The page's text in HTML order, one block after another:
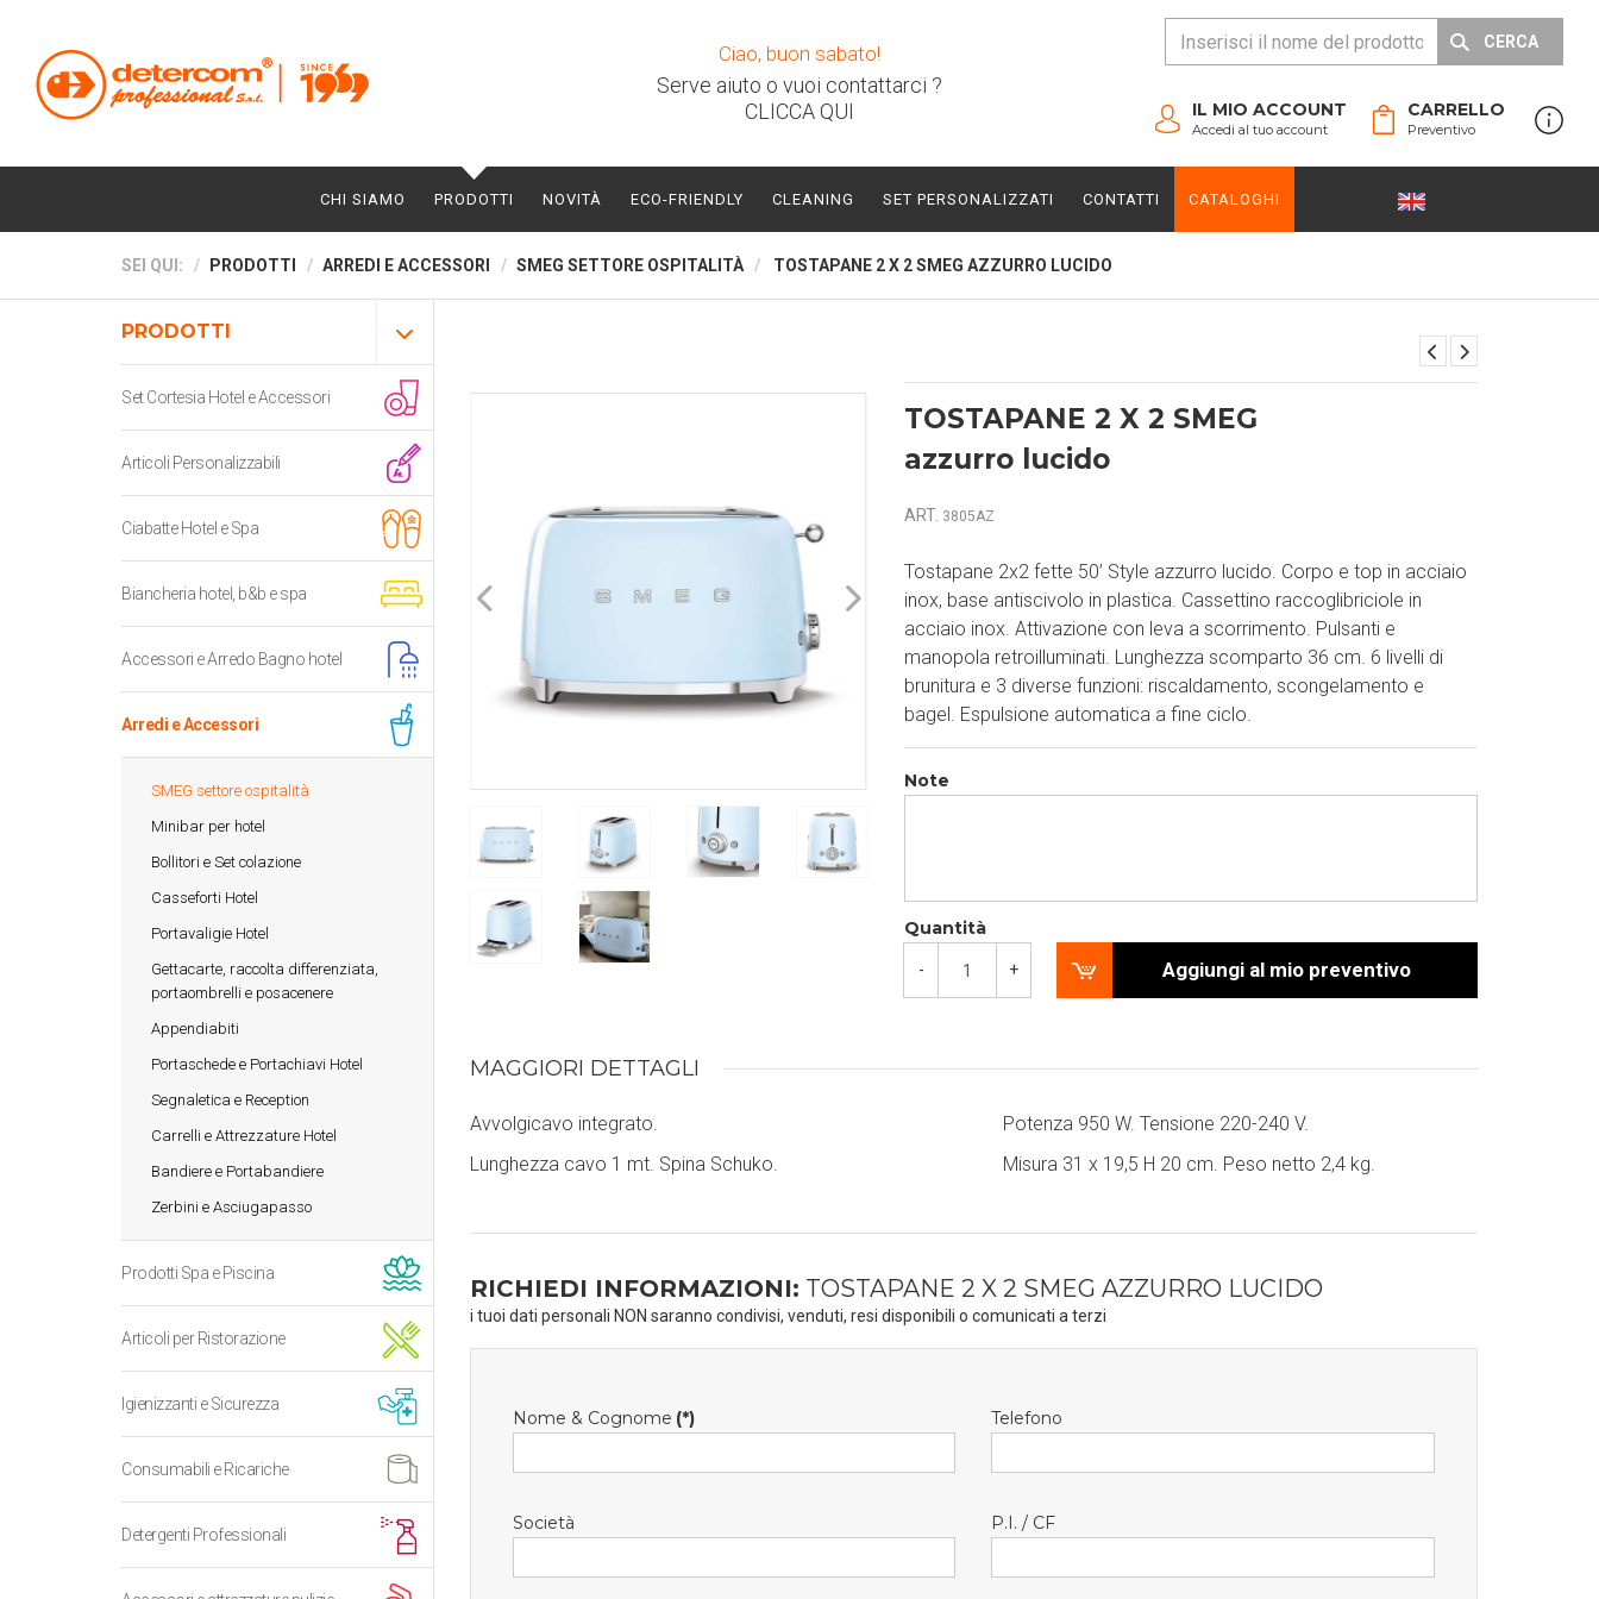
Ciao, buon sabato!
Serve aiuto o vuoi contattarci ?
CLICCA QUI
CERCA
CARRELLO
Preventivo
IL MIO ACCOUNT
Accedi al tuo account
CHI SIAMO PRODOTTI NOVITÀ ECO-FRIENDLY CLEANING SET PERSONALIZZATI CONTATTI CATALOGHI
SEI QUI: PRODOTTI ARREDI E ACCESSORI SMEG SETTORE OSPITALITÀ TOSTAPANE 2 X 2 SMEG AZZURRO LUCIDO
PRODOTTI
Set Cortesia Hotel e Accessori
Articoli Personalizzabili
Ciabatte Hotel e Spa
Biancheria hotel, b&b e spa
Accessori e Arredo Bagno hotel
Arredi e Accessori
SMEG settore ospitalità
Minibar per hotel
Bollitori e Set colazione
Casseforti Hotel
Portavaligie Hotel
Gettacarte, raccolta differenziata,
portaombrelli e posacenere
Appendiabiti
Portaschede e Portachiavi Hotel
Segnaletica e Reception
Carrelli e Attrezzature Hotel
Bandiere e Portabandiere
Zerbini e Asciugapasso
Prodotti Spa e Piscina
Articoli per Ristorazione
Igienizzanti e Sicurezza
Consumabili e Ricariche
Detergenti Professionali
TOSTAPANE 2 X 2 SMEG
azzurro lucido
ART. 3805AZ
Tostapane 2x2 fette 50’ Style azzurro lucido. Corpo e top in acciaio
inox, base antiscivolo in plastica. Cassettino raccoglibriciole in
acciaio inox. Attivazione con leva a scorrimento. Pulsanti e
manopola retroilluminati. Lunghezza scomparto 36 cm. 6 livelli di
brunitura e 3 diverse funzioni: riscaldamento, scongelamento e
bagel. Espulsione automatica a fine ciclo.
Note
Quantità
- + Aggiungi al mio preventivo
MAGGIORI DETTAGLI
Avvolgicavo integrato.
Lunghezza cavo 1 mt. Spina Schuko.
Potenza 950 W. Tensione 220-240 V.
Misura 31 x 19,5 H 20 cm. Peso netto 2,4 kg.
RICHIEDI INFORMAZIONI: TOSTAPANE 2 X 2 SMEG AZZURRO LUCIDO
i tuoi dati personali NON saranno condivisi, venduti, resi disponibili o comunicati a terzi
Nome & Cognome (*) Telefono
Società P.I. / CF